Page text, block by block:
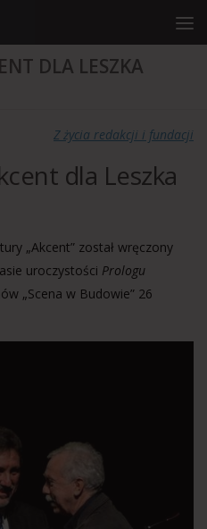
DLA LESZKA
Z życia redakcji i fundacji
dla Leszka
„Akcent” został wręczony
uroczystości Prologu
„Scena w Budowie” 26